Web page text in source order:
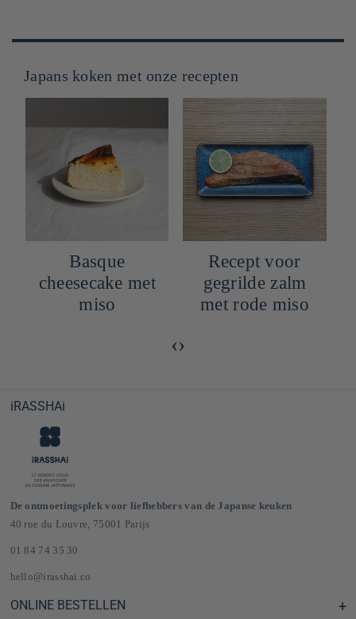
Japans koken met onze recepten
Basque
cheesecake met
miso
Recept voor
gegrilde zalm
met rode miso
‹›
iRASSHAi
De ontmoetingsplek voor liefhebbers van de Japanse keuken
40 rue du Louvre, 75001 Parijs
01 84 74 35 30
hello@irasshai.co
ONLINE BESTELLEN